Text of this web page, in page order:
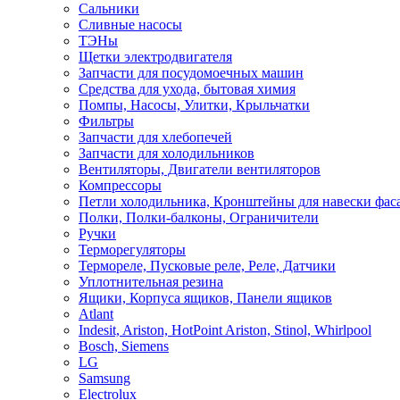
Сальники
Сливные насосы
ТЭНы
Щетки электродвигателя
Запчасти для посудомоечных машин
Средства для ухода, бытовая химия
Помпы, Насосы, Улитки, Крыльчатки
Фильтры
Запчасти для хлебопечей
Запчасти для холодильников
Вентиляторы, Двигатели вентиляторов
Компрессоры
Петли холодильника, Кронштейны для навески
Полки, Полки-балконы, Ограничители
Ручки
Терморегуляторы
Термореле, Пусковые реле, Реле, Датчики
Уплотнительная резина
Ящики, Корпуса ящиков, Панели ящиков
Atlant
Indesit, Ariston, HotPoint Ariston, Stinol, Whirlpool
Bosch, Siemens
LG
Samsung
Electrolux